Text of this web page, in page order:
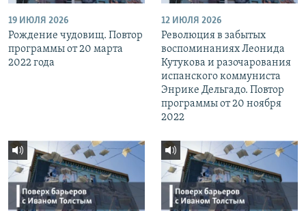
19 ИЮЛЯ 2026
Рождение чудовищ. Повтор
программы от 20 марта
2022 года
12 ИЮЛЯ 2026
Революция в забытых
воспоминаниях Леонида
Кутукова и разочарования
испанского коммуниста
Энрике Дельгадо. Повтор
программы от 20 ноября
2022